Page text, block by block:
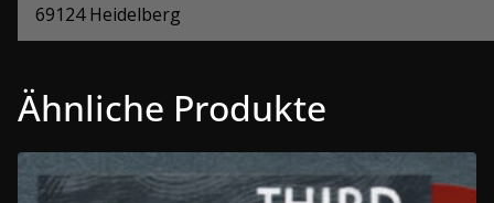
69124 Heidelberg
Ähnliche Produkte